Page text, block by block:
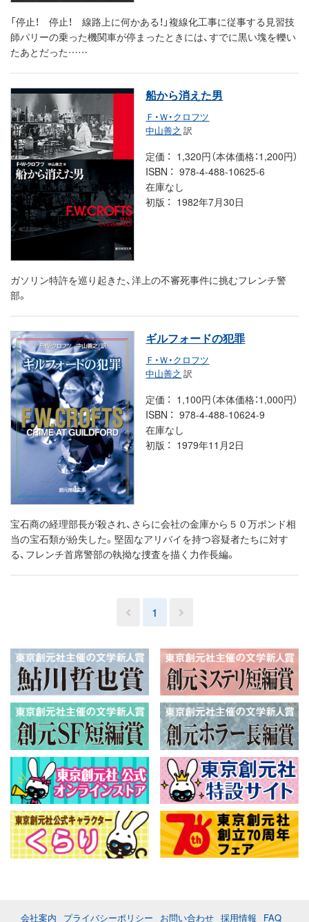
「停止！ 停止！ 線路上に何かある！」複線化工事に従事する見習技
師パリーの乗った機関車が停まったときには、すでに黒い塊を轢い
たあとだった……
船から消えた男
Ｆ・Ｗ・クロフツ
中山善之 訳
定価
1,320円（本体価格：1,200円）
ISBN
978-4-488-10625-6
在庫なし
初版
1982年7月30日
ガソリン特許を巡り起きた、洋上の不審死事件に挑むフレンチ警
部。
ギルフォードの犯罪
Ｆ・Ｗ・クロフツ
中山善之 訳
定価
1,100円（本体価格：1,000円）
ISBN
978-4-488-10624-9
在庫なし
初版
1979年11月2日
宝石商の経理部長が殺され、さらに会社の金庫から５０万ポンド相
当の宝石類が紛失した。堅固なアリバイを持つ容疑者たちに対す
る、フレンチ首席警部の執拗な捜査を描く力作長編。
1
会社案内 プライバシーポリシー お問い合わせ 採用情報 FAQ